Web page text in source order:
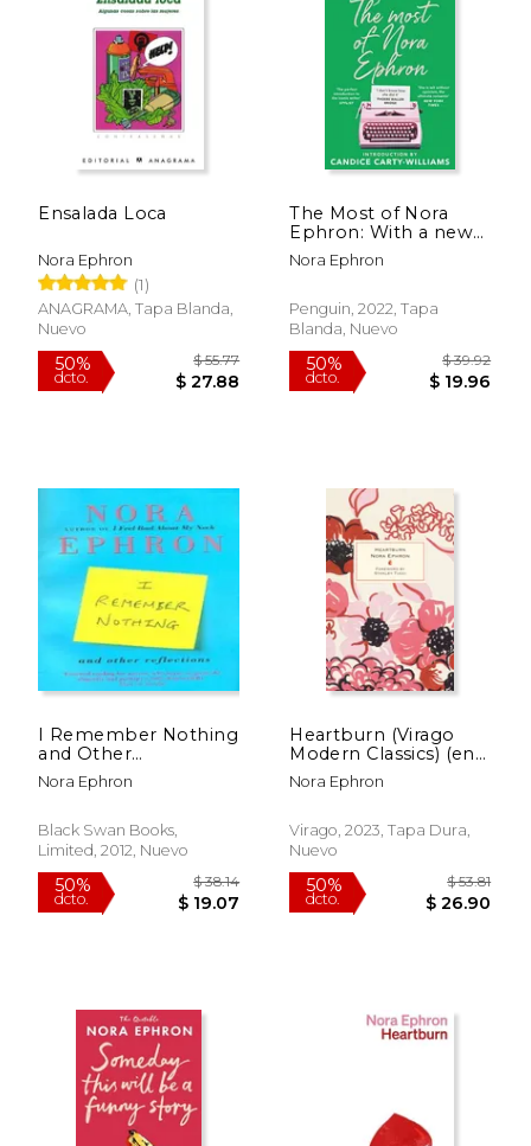
15%
dcto. $ 42.50
Ensalada Loca
Nora Ephron
(1)
ANAGRAMA, Tapa Blanda,
Nuevo
50%
dcto.
The Most of Nora
Ephron: With a new
Introduction From
Candice Carty-
Nora Ephron
Penguin, 2022, Tapa
Blanda, Nuevo
I Remember Nothing
and Other
Reflections:
Memories and
Iconic Writer and
Director (en Inglés)
Nora Ephron
Black Swan Books,
Limited, 2012, Nuevo
Heartburn (Virago
Modern Classics) (en
Inglés)
Nora Ephron
Virago, 2023, Tapa Dura,
Nuevo